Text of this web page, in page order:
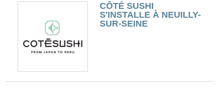
CÔTÉ SUSHI
S'INSTALLE À NEUILLY-
SUR-SEINE